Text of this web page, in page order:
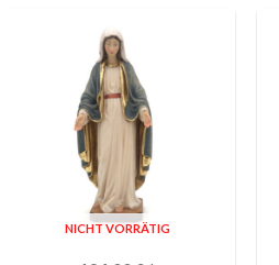
NICHT VORRÄTIG